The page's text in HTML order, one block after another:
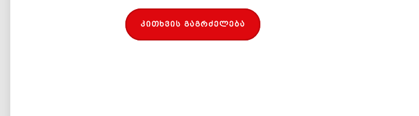
კითხვის გაგრძელება